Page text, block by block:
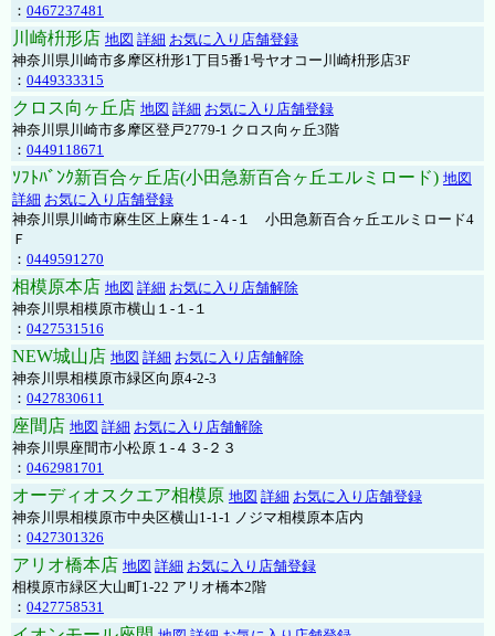
： 0467237481
川崎枡形店 地図 詳細 お気に入り店舗登録
神奈川県川崎市多摩区枡形1丁目5番1号ヤオコー川崎枡形店3F
： 0449333315
クロス向ヶ丘店 地図 詳細 お気に入り店舗登録
神奈川県川崎市多摩区登戸2779-1 クロス向ヶ丘3階
： 0449118671
ｿﾌﾄﾊﾞﾝｸ新百合ヶ丘店(小田急新百合ヶ丘エルミロード) 地図
詳細 お気に入り店舗登録
神奈川県川崎市麻生区上麻生１-４-１ 小田急新百合ヶ丘エルミロード4
Ｆ
： 0449591270
相模原本店 地図 詳細 お気に入り店舗解除
神奈川県相模原市横山１-１-１
： 0427531516
NEW城山店 地図 詳細 お気に入り店舗解除
神奈川県相模原市緑区向原4-2-3
： 0427830611
座間店 地図 詳細 お気に入り店舗解除
神奈川県座間市小松原１-４３-２３
： 0462981701
オーディオスクエア相模原 地図 詳細 お気に入り店舗登録
神奈川県相模原市中央区横山1-1-1 ノジマ相模原本店内
： 0427301326
アリオ橋本店 地図 詳細 お気に入り店舗登録
相模原市緑区大山町1-22 アリオ橋本2階
： 0427758531